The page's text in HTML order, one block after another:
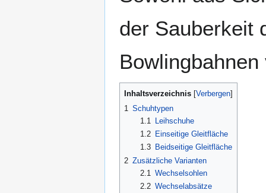
der Sauberkeit
Inhaltsverzeichnis
1 Schuhtypen
1.1
Leihschuhe
1.2
Einseitige Gleitfläche
1.3
Beidseitige Gleitfläche
2 Zusätzliche Varianten
2.1 Wechselsohlen
2.2 Wechselabsätze